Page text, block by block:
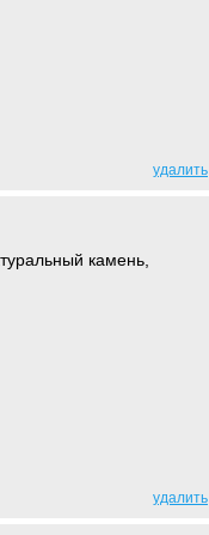
удалить
камень,
удалить